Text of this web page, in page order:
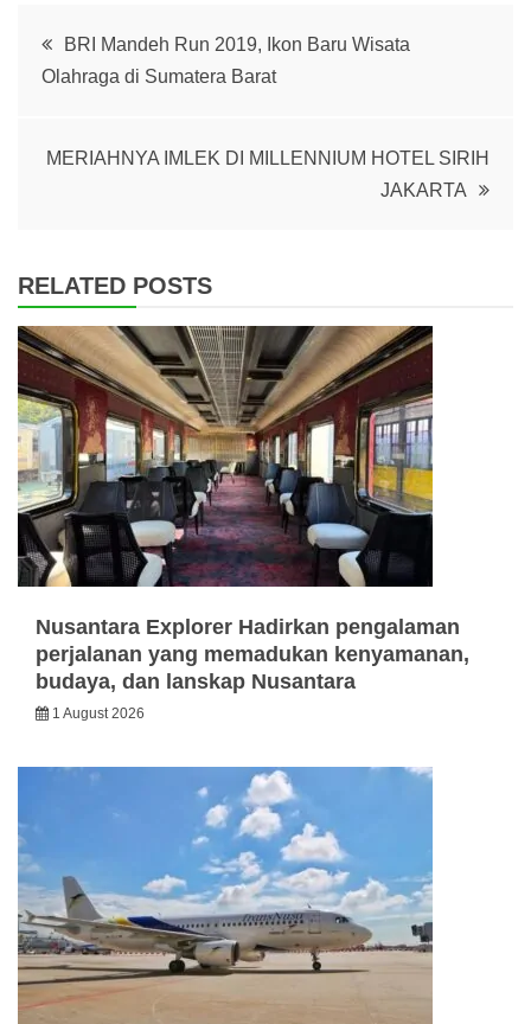
Post
navigation
BRI Mandeh Run 2019, Ikon Baru Wisata
Olahraga di Sumatera Barat
MERIAHNYA IMLEK DI MILLENNIUM HOTEL SIRIH
JAKARTA
RELATED POSTS
Nusantara Explorer Hadirkan pengalaman
perjalanan yang memadukan kenyamanan,
budaya, dan lanskap Nusantara
1 August 2026